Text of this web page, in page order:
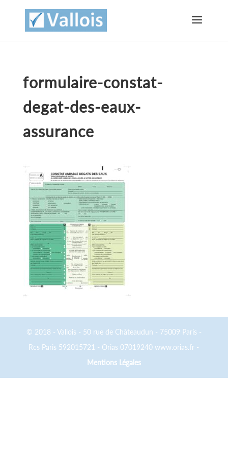
formulaire-constat-
degat-des-eaux-
assurance
© 2018 - Vallois - 50 rue de Châteaudun - 75009 Paris -
Rcs Paris 592015721 - Orias 07019240 www.orias.fr -
Mentions Légales